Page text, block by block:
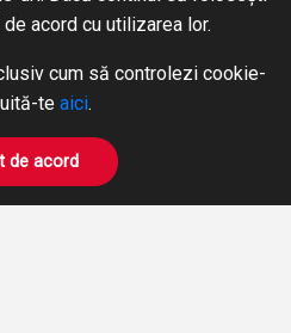
acord cu utilizarea lor.
cum să controlezi cookie-
te aici.
de acord
Prelucrări pe mașini unelte
Închirieri Stivuitoare